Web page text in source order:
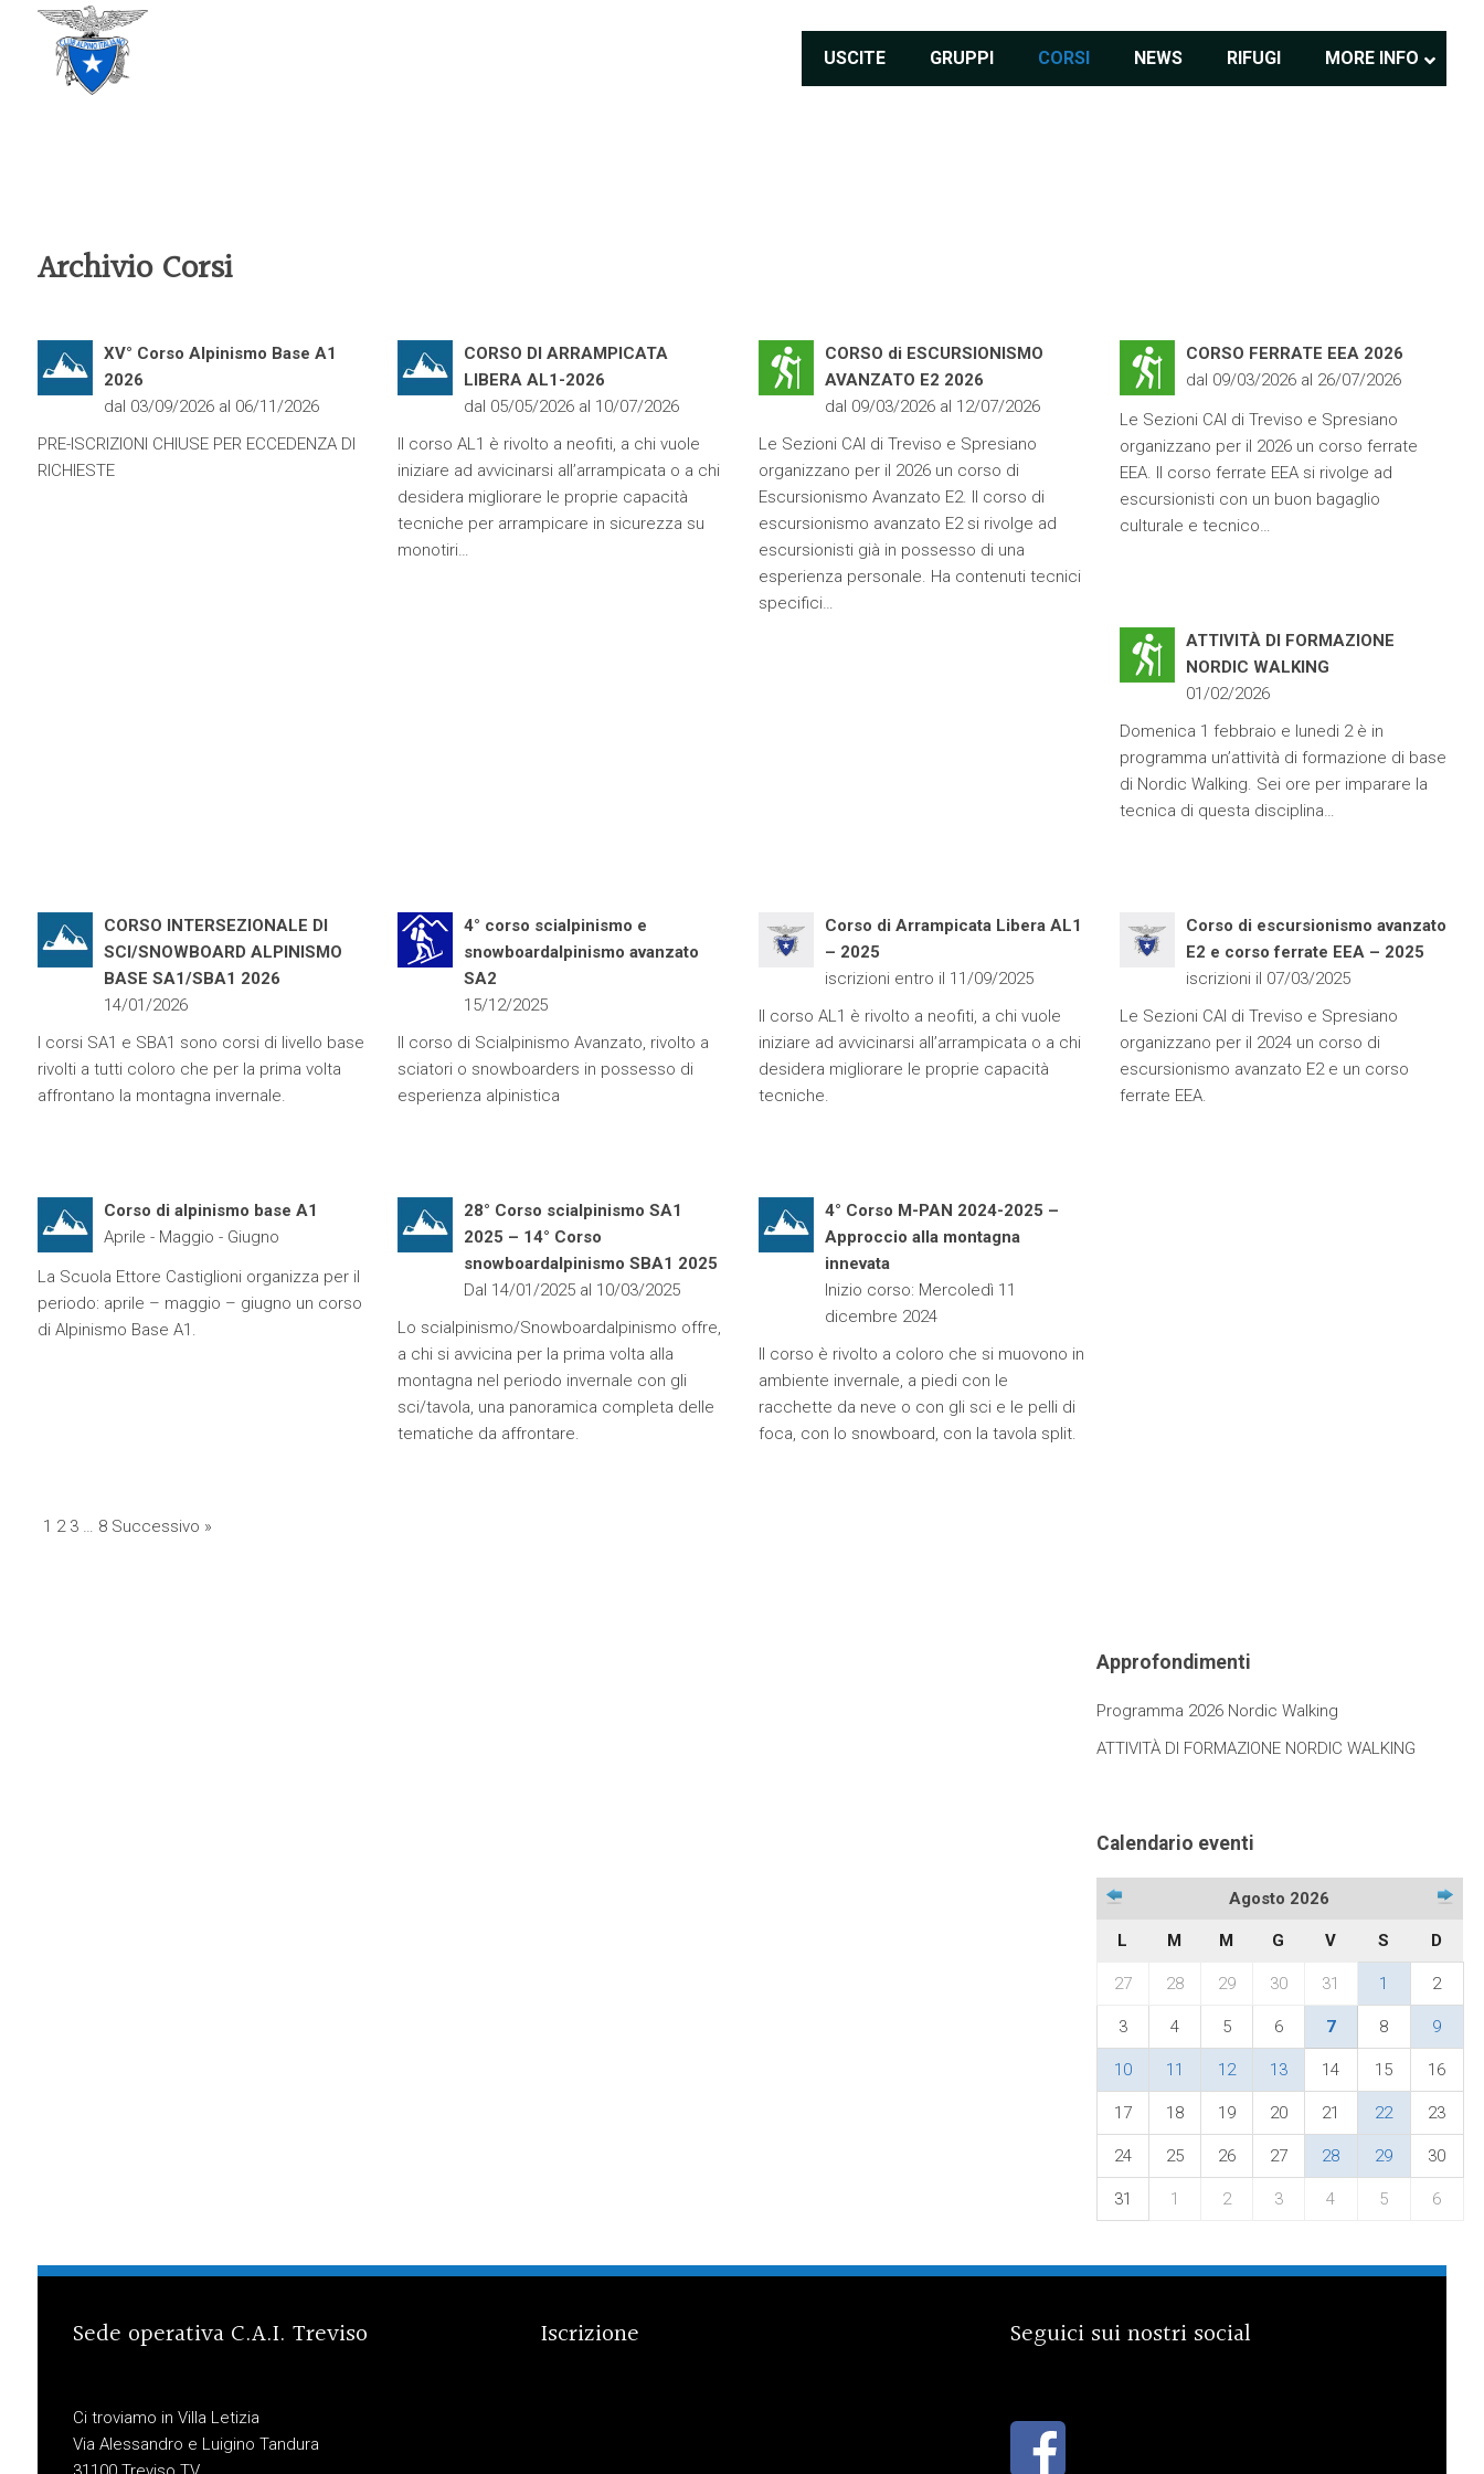
USCITE GRUPPI CORSI NEWS RIFUGI MORE INFO
Archivio Corsi
XV° Corso Alpinismo Base A1
2026
dal 03/09/2026 al 06/11/2026
PRE-ISCRIZIONI CHIUSE PER ECCEDENZA DI
RICHIESTE
CORSO DI ARRAMPICATA
LIBERA AL1-2026
dal 05/05/2026 al 10/07/2026
Il corso AL1 è rivolto a neofiti, a chi vuole
iniziare ad avvicinarsi all’arrampicata o a chi
desidera migliorare le proprie capacità
tecniche per arrampicare in sicurezza su
monotiri…
CORSO di ESCURSIONISMO
AVANZATO E2 2026
dal 09/03/2026 al 12/07/2026
Le Sezioni CAI di Treviso e Spresiano
organizzano per il 2026 un corso di
Escursionismo Avanzato E2. Il corso di
escursionismo avanzato E2 si rivolge ad
escursionisti già in possesso di una
esperienza personale. Ha contenuti tecnici
specifici…
CORSO FERRATE EEA 2026
dal 09/03/2026 al 26/07/2026
Le Sezioni CAI di Treviso e Spresiano
organizzano per il 2026 un corso ferrate
EEA. Il corso ferrate EEA si rivolge ad
escursionisti con un buon bagaglio
culturale e tecnico…
ATTIVITÀ DI FORMAZIONE
NORDIC WALKING
01/02/2026
Domenica 1 febbraio e lunedi 2 è in
programma un’attività di formazione di base
di Nordic Walking. Sei ore per imparare la
tecnica di questa disciplina…
CORSO INTERSEZIONALE DI
SCI/SNOWBOARD ALPINISMO
BASE SA1/SBA1 2026
14/01/2026
I corsi SA1 e SBA1 sono corsi di livello base
rivolti a tutti coloro che per la prima volta
affrontano la montagna invernale.
4° corso scialpinismo e
snowboardalpinismo avanzato
SA2
15/12/2025
Il corso di Scialpinismo Avanzato, rivolto a
sciatori o snowboarders in possesso di
esperienza alpinistica
Corso di Arrampicata Libera AL1
– 2025
iscrizioni entro il 11/09/2025
Il corso AL1 è rivolto a neofiti, a chi vuole
iniziare ad avvicinarsi all’arrampicata o a chi
desidera migliorare le proprie capacità
tecniche.
Corso di escursionismo avanzato
E2 e corso ferrate EEA – 2025
iscrizioni il 07/03/2025
Le Sezioni CAI di Treviso e Spresiano
organizzano per il 2024 un corso di
escursionismo avanzato E2 e un corso
ferrate EEA.
Corso di alpinismo base A1
Aprile - Maggio - Giugno
La Scuola Ettore Castiglioni organizza per il
periodo: aprile – maggio – giugno un corso
di Alpinismo Base A1.
28° Corso scialpinismo SA1
2025 – 14° Corso
snowboardalpinismo SBA1 2025
Dal 14/01/2025 al 10/03/2025
Lo scialpinismo/Snowboardalpinismo offre,
a chi si avvicina per la prima volta alla
montagna nel periodo invernale con gli
sci/tavola, una panoramica completa delle
tematiche da affrontare.
4° Corso M-PAN 2024-2025 –
Approccio alla montagna
innevata
Inizio corso: Mercoledì 11
dicembre 2024
Il corso è rivolto a coloro che si muovono in
ambiente invernale, a piedi con le
racchette da neve o con gli sci e le pelli di
foca, con lo snowboard, con la tavola split.
1 2 3 … 8 Successivo »
Approfondimenti
Programma 2026 Nordic Walking
ATTIVITÀ DI FORMAZIONE NORDIC WALKING
Calendario eventi
Agosto 2026
L M M G V S D
27 28 29 30 31 1 2
3 4 5 6 7 8 9
10 11 12 13 14 15 16
17 18 19 20 21 22 23
24 25 26 27 28 29 30
31 1 2 3 4 5 6
Sede operativa C.A.I. Treviso
Ci troviamo in Villa Letizia
Via Alessandro e Luigino Tandura
Iscrizione Seguici sui nostri social